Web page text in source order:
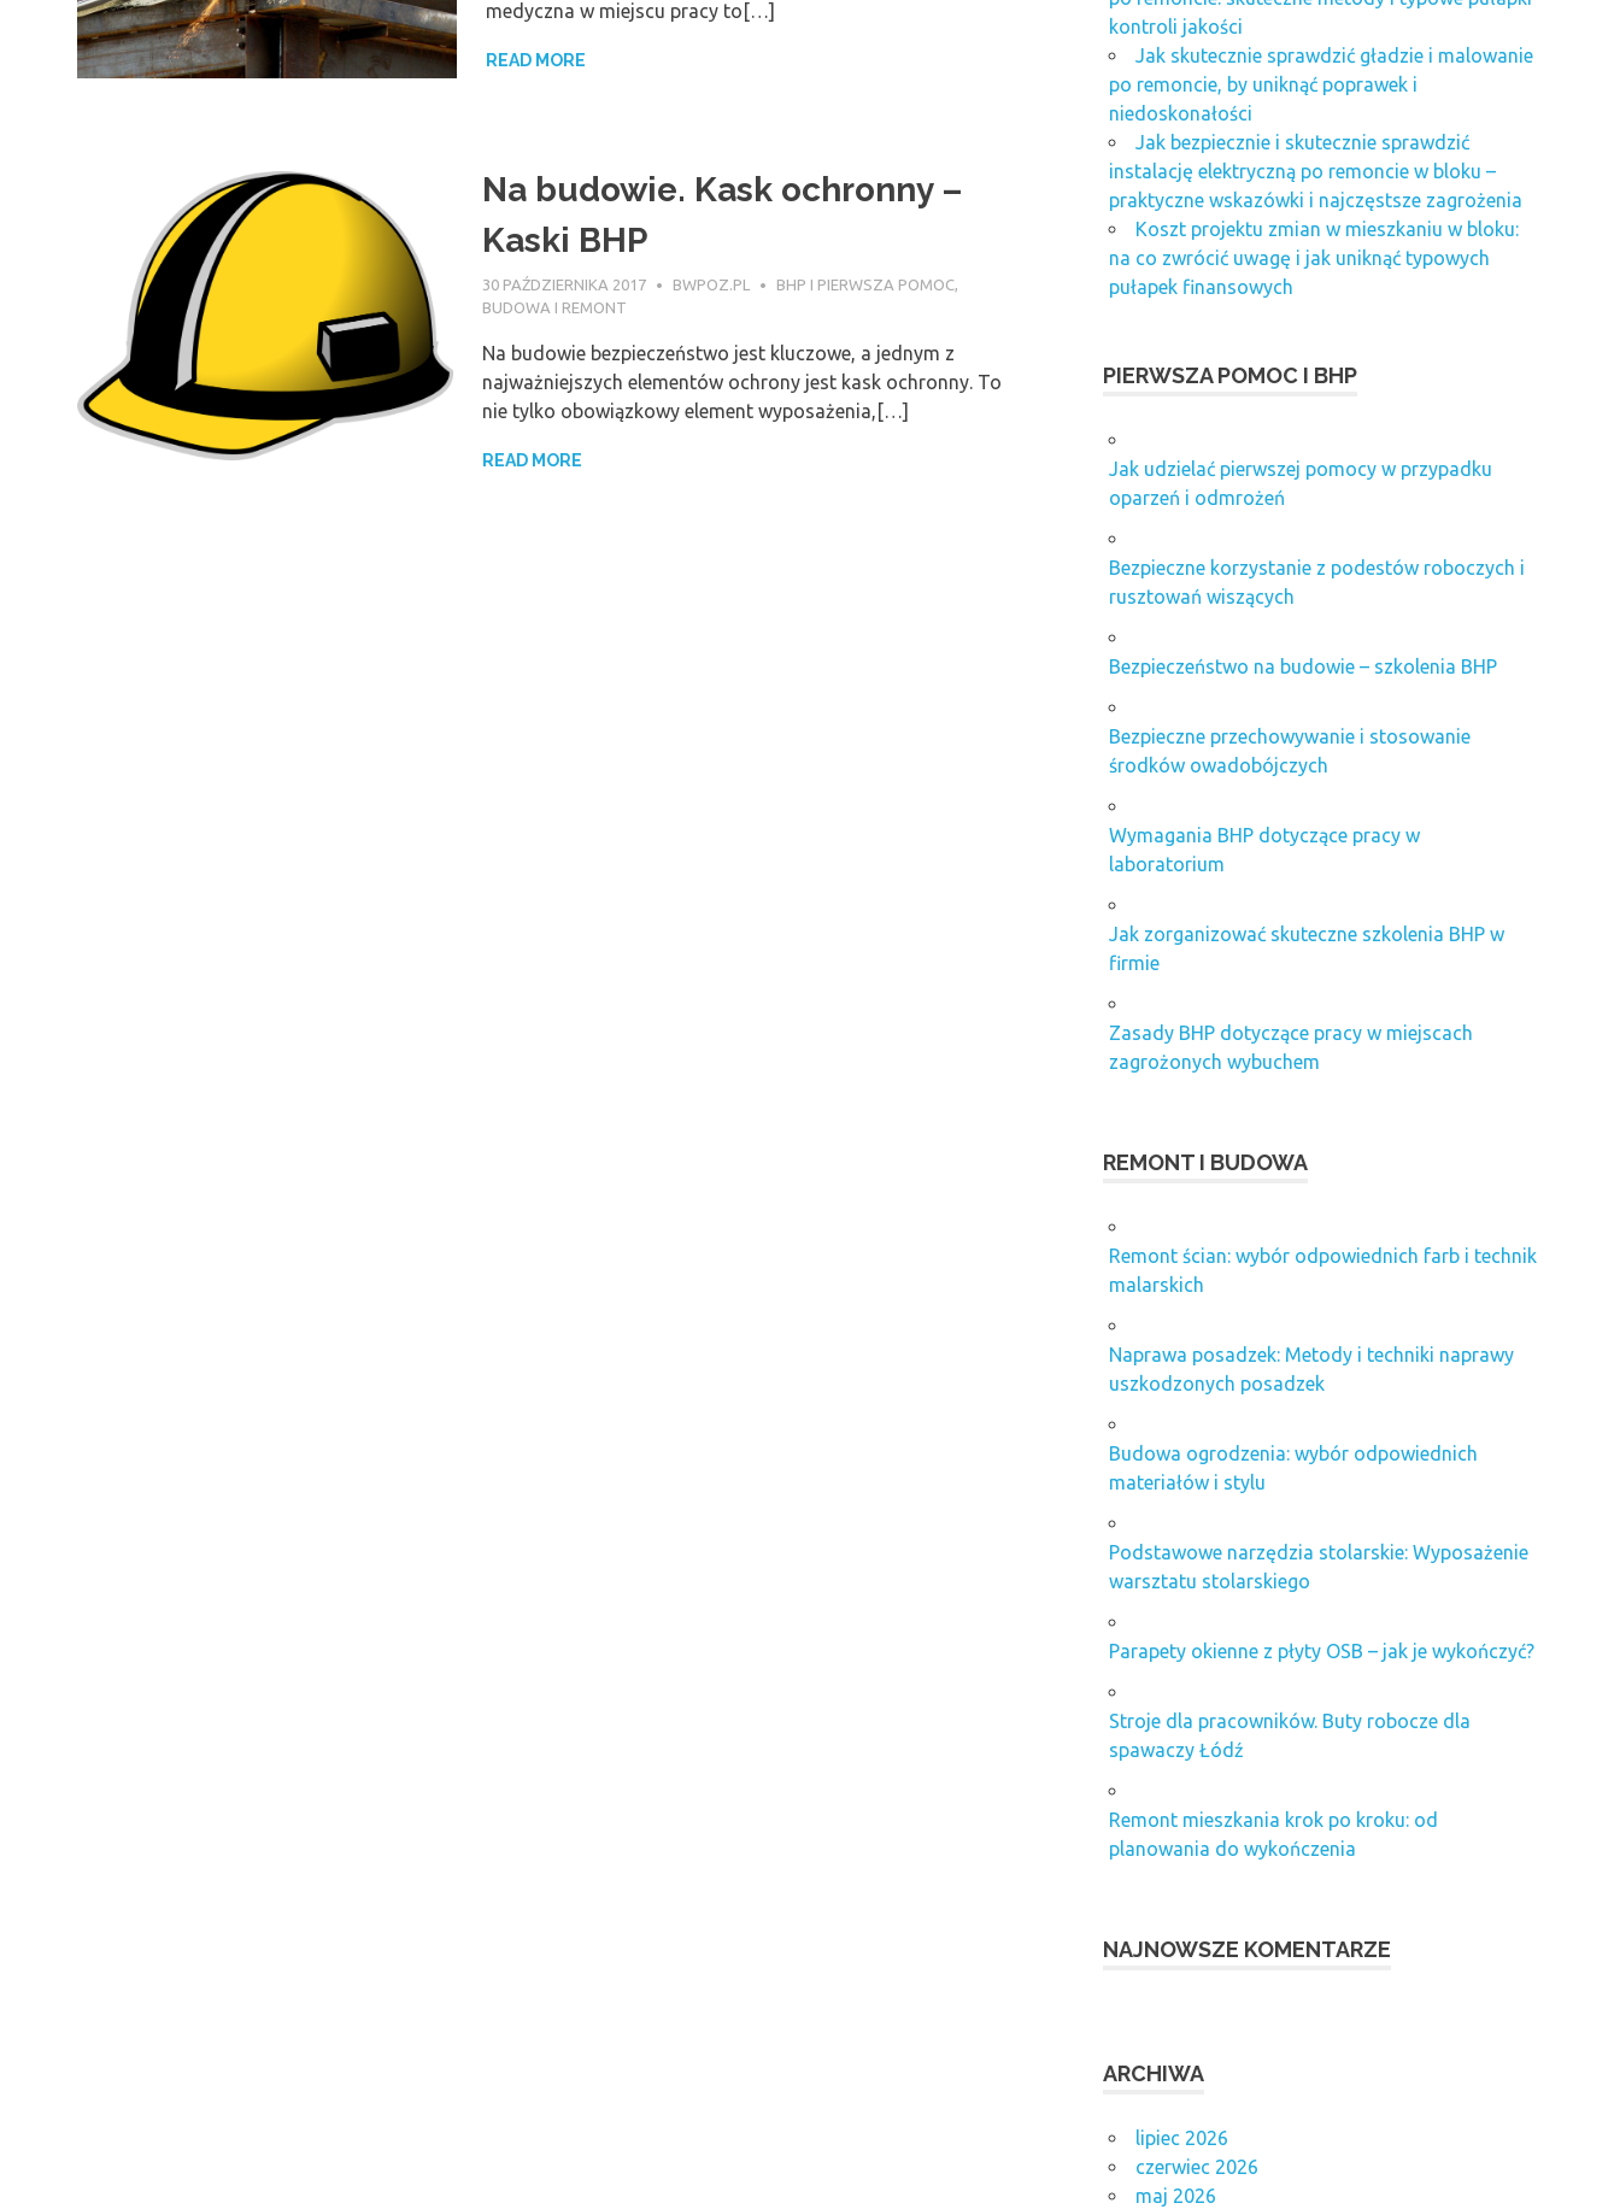
medyczna w miejscu pracy to[…]
READ MORE
Na budowie. Kask ochronny –
Kaski BHP
30 PAŹDZIERNIKA 2017 BWPOZ.PL BHP I PIERWSZA POMOC,
BUDOWA I REMONT
Na budowie bezpieczeństwo jest kluczowe, a jednym z
najważniejszych elementów ochrony jest kask ochronny. To
nie tylko obowiązkowy element wyposażenia,[…]
READ MORE
kontroli jakości
Jak skutecznie sprawdzić gładzie i malowanie
po remoncie, by uniknąć poprawek i
niedoskonałości
Jak bezpiecznie i skutecznie sprawdzić
instalację elektryczną po remoncie w bloku –
praktyczne wskazówki i najczęstsze zagrożenia
Koszt projektu zmian w mieszkaniu w bloku:
na co zwrócić uwagę i jak uniknąć typowych
pułapek finansowych
PIERWSZA POMOC I BHP
Jak udzielać pierwszej pomocy w przypadku
oparzeń i odmrożeń
Bezpieczne korzystanie z podestów roboczych i
rusztowań wiszących
Bezpieczeństwo na budowie – szkolenia BHP
Bezpieczne przechowywanie i stosowanie
środków owadobójczych
Wymagania BHP dotyczące pracy w
laboratorium
Jak zorganizować skuteczne szkolenia BHP w
firmie
Zasady BHP dotyczące pracy w miejscach
zagrożonych wybuchem
REMONT I BUDOWA
Remont ścian: wybór odpowiednich farb i technik
malarskich
Naprawa posadzek: Metody i techniki naprawy
uszkodzonych posadzek
Budowa ogrodzenia: wybór odpowiednich
materiałów i stylu
Podstawowe narzędzia stolarskie: Wyposażenie
warsztatu stolarskiego
Parapety okienne z płyty OSB – jak je wykończyć?
Stroje dla pracowników. Buty robocze dla
spawaczy Łódź
Remont mieszkania krok po kroku: od
planowania do wykończenia
NAJNOWSZE KOMENTARZE
ARCHIWA
lipiec 2026
czerwiec 2026
maj 2026